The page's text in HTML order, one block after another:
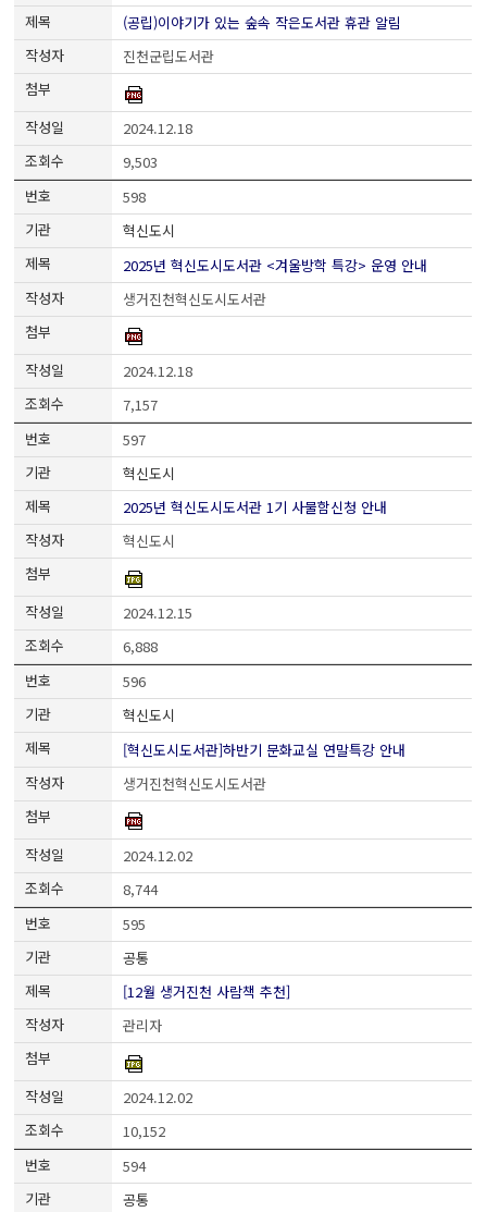
(공립)이야기가 있는 숲속 작은도서관 휴관 알림
진천군립도서관
2024.12.18
9,503
598
혁신도시
2025년 혁신도시도서관 <겨울방학 특강> 운영 안내
생거진천혁신도시도서관
2024.12.18
7,157
597
혁신도시
2025년 혁신도시도서관 1기 사물함신청 안내
혁신도시
2024.12.15
6,888
596
혁신도시
[혁신도시도서관]하반기 문화교실 연말특강 안내
생거진천혁신도시도서관
2024.12.02
8,744
595
공통
[12월 생거진천 사람책 추천]
관리자
2024.12.02
10,152
594
공통